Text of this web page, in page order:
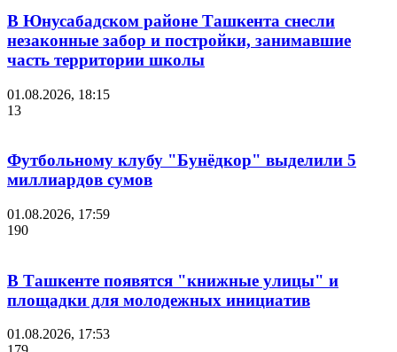
В Юнусабадском районе Ташкента снесли
незаконные забор и постройки, занимавшие
часть территории школы
01.08.2026, 18:15
13
Футбольному клубу "Бунёдкор" выделили 5
миллиардов сумов
01.08.2026, 17:59
190
В Ташкенте появятся "книжные улицы" и
площадки для молодежных инициатив
01.08.2026, 17:53